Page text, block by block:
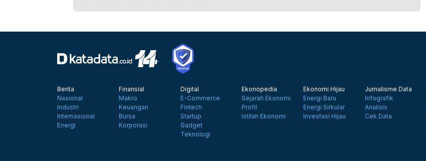
Berita
Nasional
Industri
Internasional
Energi
Finansial
Makro
Keuangan
Bursa
Korporasi
Digital
E-Commerce
Fintech
Startup
Gadget
Teknologi
Ekonopedia
Sejarah Ekonomi
Profil
Istilah Ekonomi
Ekonomi Hijau
Energi Baru
Energi Sirkular
Investasi Hijau
Jurnalisme Data
Infografik
Analisis
Cek Data